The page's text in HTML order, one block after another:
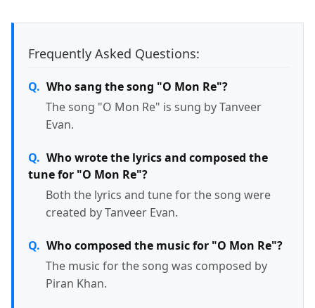
Frequently Asked Questions:
Who sang the song "O Mon Re"?
The song "O Mon Re" is sung by Tanveer
Evan.
Who wrote the lyrics and composed the
tune for "O Mon Re"?
Both the lyrics and tune for the song were
created by Tanveer Evan.
Who composed the music for "O Mon Re"?
The music for the song was composed by
Piran Khan.